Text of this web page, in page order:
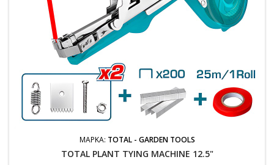
ΜΆΡΚΑ: TOTAL - GARDEN TOOLS
TOTAL PLANT TYING MACHINE 12.5"